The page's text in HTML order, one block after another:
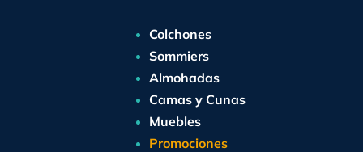
Colchones
Sommiers
Almohadas
Camas y Cunas
Muebles
Promociones